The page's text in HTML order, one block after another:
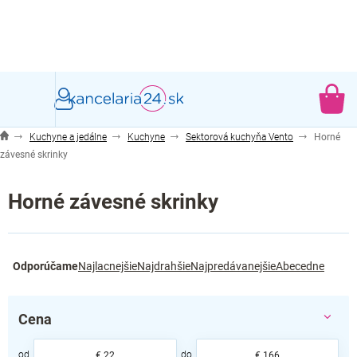
Kuchyne a jedálne Kuchyne Sektorová kuchyňa Vento
Horné
závesné skrinky
Horné závesné skrinky
a
n
OdporúčameNajlacnejšieNajdrahšieNajpredávanejšieAbecedne
Cena